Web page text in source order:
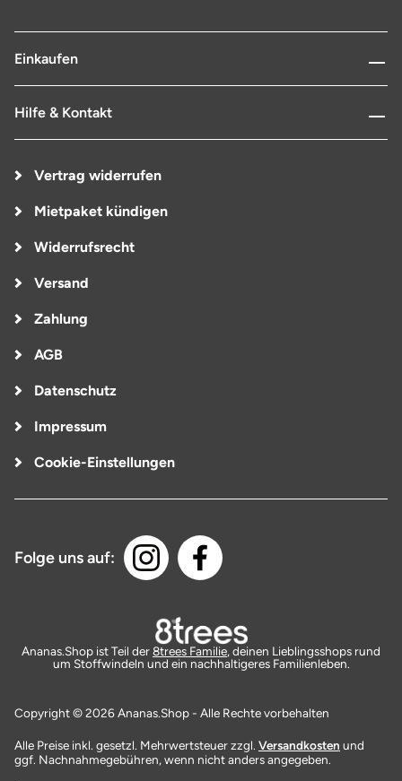
Einkaufen
Hilfe & Kontakt
Vertrag widerrufen
Mietpaket kündigen
Widerrufsrecht
Versand
Zahlung
AGB
Datenschutz
Impressum
Cookie-Einstellungen
Folge uns auf:
Ananas.Shop ist Teil der8trees Familie, deinen Lieblingsshops rund
um Stoffwindeln und ein nachhaltigeres Familienleben.
Copyright © 2026 Ananas.Shop - Alle Rechte vorbehalten
Alle Preise inkl. gesetzl. Mehrwertsteuer zzgl. Versandkosten und
ggf. Nachnahmegebühren, wenn nicht anders angegeben.